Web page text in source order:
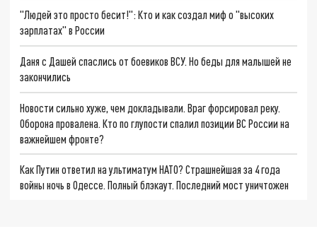
"Людей это просто бесит!": Кто и как создал миф о "высоких
зарплатах" в России
Даня с Дашей спаслись от боевиков ВСУ. Но беды для малышей не
закончились
Новости сильно хуже, чем докладывали. Враг форсировал реку.
Оборона провалена. Кто по глупости спалил позиции ВС России на
важнейшем фронте?
Как Путин ответил на ультиматум НАТО? Страшнейшая за 4 года
войны ночь в Одессе. Полный блэкаут. Последний мост уничтожен